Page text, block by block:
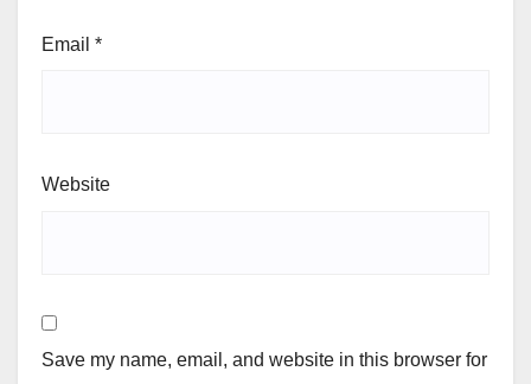
Email *
Website
Save my name, email, and website in this browser for